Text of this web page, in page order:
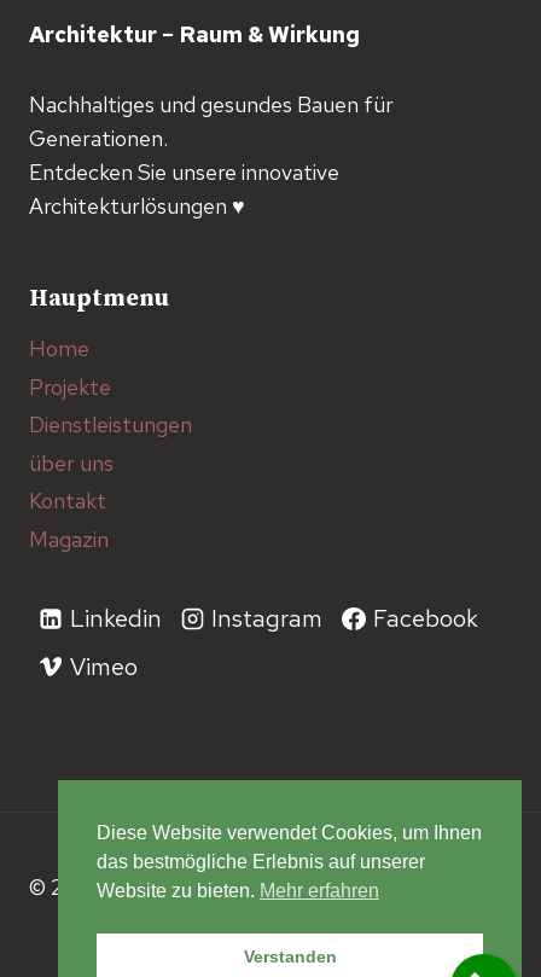
Architektur − Raum & Wirkung
Nachhaltiges und gesundes Bauen für
Generationen.
Entdecken Sie unsere innovative
Architekturlösungen ♥️
Hauptmenu
Home
Projekte
Dienstleistungen
über uns
Kontakt
Magazin
Linkedin Instagram
Facebook
Vimeo
© 2026 Architekturbüro Baustube GmbH
impressum|datenschutz
Diese Website verwendet Cookies, um Ihnen
das bestmögliche Erlebnis auf unserer
Website zu bieten. Mehr erfahren
Verstanden